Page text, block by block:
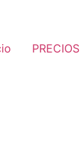
PRECIOS